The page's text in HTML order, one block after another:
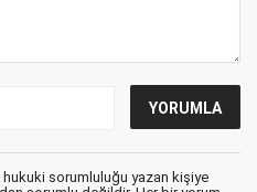
hukuki sorumluluğu yazan kişiye